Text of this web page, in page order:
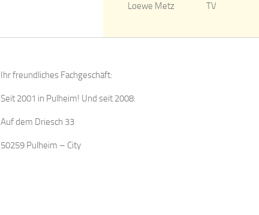
Loewe Metz
TV
Ihr freundliches Fachgeschäft:
Seit 2001 in Pulheim! Und seit 2008:
Auf dem Driesch 33
50259 Pulheim – City